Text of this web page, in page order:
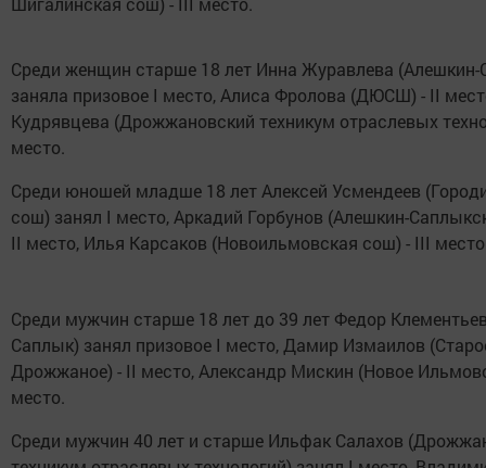
Среди женщин старше 18 лет Инна Журавлева
заняла призовое I место, Алиса Фролова (ДЮСШ) - II
Кудрявцева (Дрожжановский техникум отраслевых
место.
Среди юношей младше 18 лет Алексей Усмендеев
сош) занял I место, Аркадий Горбунов (Алешкин-
II место, Илья Карсаков (Новоильмовская сош) - III
Среди мужчин старше 18 лет до 39 лет Федор
Саплык) занял призовое I место, Дамир Измаилов
Дрожжаное) - II место, Александр Мискин (Новое
место.
Среди мужчин 40 лет и старше Ильфак Салахов